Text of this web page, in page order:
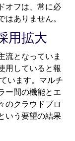
オフは、常に必
ありません。
用拡大
流となっていま
用していると報
います。マルチ
ー間の機能とエ
のクラウドプロ
いう要望の結果